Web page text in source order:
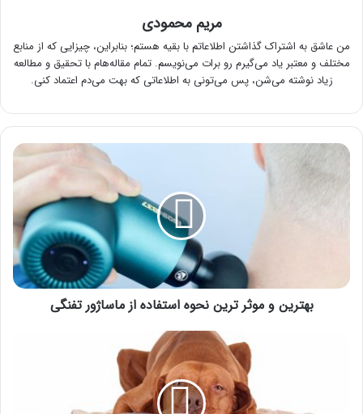
مریم محمودی
من عاشق به اشتراک گذاشتن اطلاعاتم با بقیه هستم؛ بنابراین، چیزایی که از منابع
مختلف و معتبر یاد می‌گیرم رو برات می‌نویسم. تمام مقاله‌هام با تحقیق و مطالعه
زیاد نوشته می‌شن، پس می‌تونی به اطلاعاتی که بهت می‌دم اعتماد کنی.
بهترین
و
موثر
تفنگی
بهترین و موثر ترین نحوه استفاده از ماساژور تفنگی